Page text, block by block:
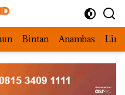
Bintan Anambas